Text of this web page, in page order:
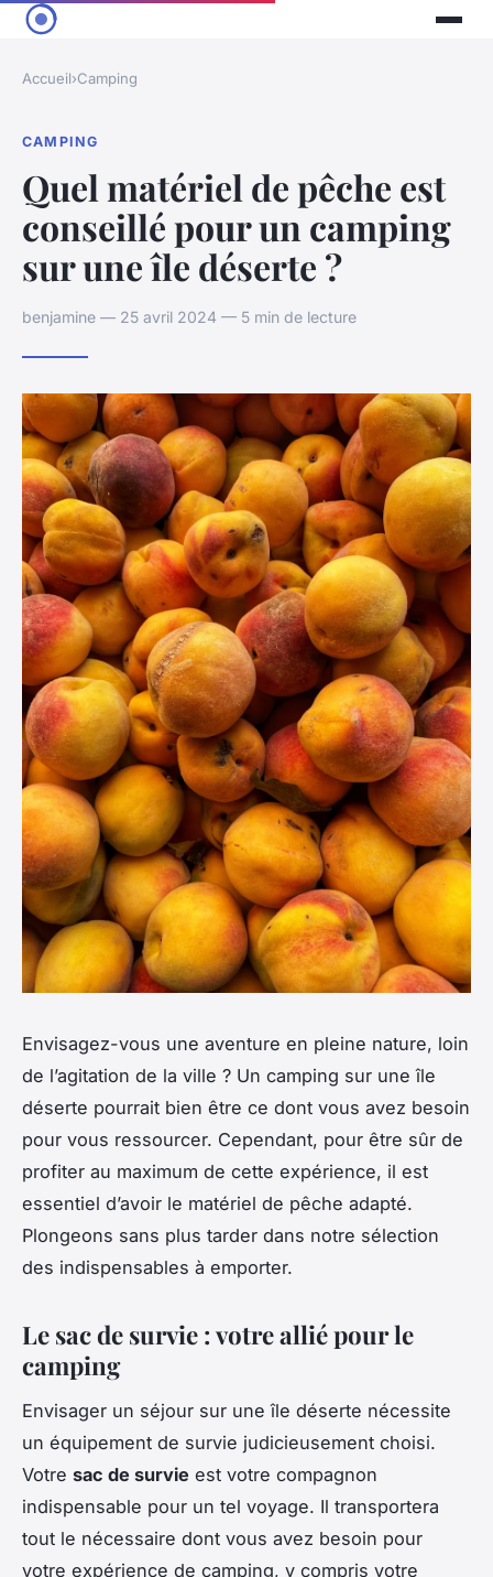
Accueil›Camping
CAMPING
Quel matériel de pêche est
conseillé pour un camping
sur une île déserte ?
benjamine — 25 avril 2024 — 5 min de lecture
Envisagez-vous une aventure en pleine nature, loin
de l’agitation de la ville ? Un camping sur une île
déserte pourrait bien être ce dont vous avez besoin
pour vous ressourcer. Cependant, pour être sûr de
profiter au maximum de cette expérience, il est
essentiel d’avoir le matériel de pêche adapté.
Plongeons sans plus tarder dans notre sélection
des indispensables à emporter.
Le sac de survie : votre allié pour le
camping
Envisager un séjour sur une île déserte nécessite
un équipement de survie judicieusement choisi.
Votre sac de survie est votre compagnon
indispensable pour un tel voyage. Il transportera
tout le nécessaire dont vous avez besoin pour
votre expérience de camping, y compris votre